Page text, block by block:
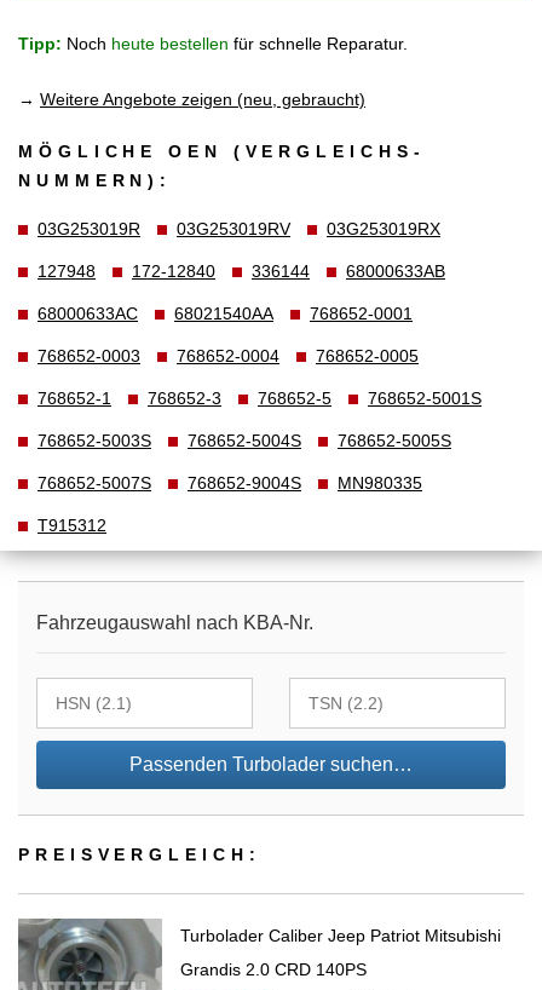
Tipp: Noch heute bestellen für schnelle Reparatur.
→ Weitere Angebote zeigen (neu, gebraucht)
MÖGLICHE OEN (VERGLEICHS­
NUMMERN):
03G253019R 03G253019RV 03G253019RX
127948 172-12840 336144 68000633AB
68000633AC 68021540AA 768652-0001
768652-0003 768652-0004 768652-0005
768652-1 768652-3 768652-5 768652-5001S
768652-5003S 768652-5004S 768652-5005S
768652-5007S 768652-9004S MN980335
T915312
Fahrzeugauswahl nach KBA-Nr.
Passenden Turbolader suchen…
PREIS­VER­GLEICH:
Turbolader Caliber Jeep Patriot Mitsubishi
Grandis 2.0 CRD 140PS